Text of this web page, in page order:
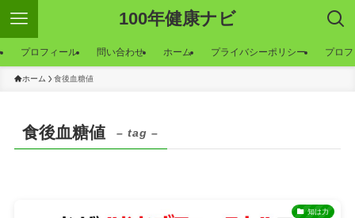
100年健康ナビ
プロフィール 問い合わせ ホーム プライバシーポリシー プロ
ホーム 食後血糖値
食後血糖値 – tag –
知は力